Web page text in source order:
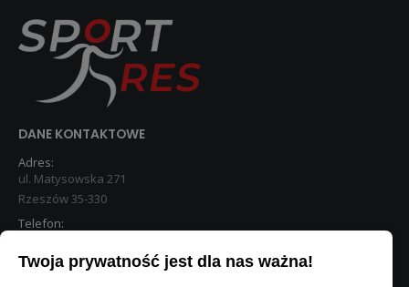
DANE KONTAKTOWE
Adres:
ul. Matysowska 271
Rzeszów 35-330
Telefon:
STREFA KLIENTA
Twoja prywatność jest dla nas ważna!